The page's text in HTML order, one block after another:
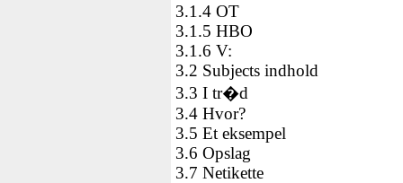
3.1.4 OT
3.1.5 HBO
3.1.6 V:
3.2 Subjects indhold
3.3 I tr�d
3.4 Hvor?
3.5 Et eksempel
3.6 Opslag
3.7 Netikette